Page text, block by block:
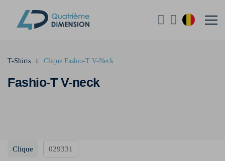
Fashio-T V-neck
T-Shirts Clique Fashio-T V-Neck
Clique 029331